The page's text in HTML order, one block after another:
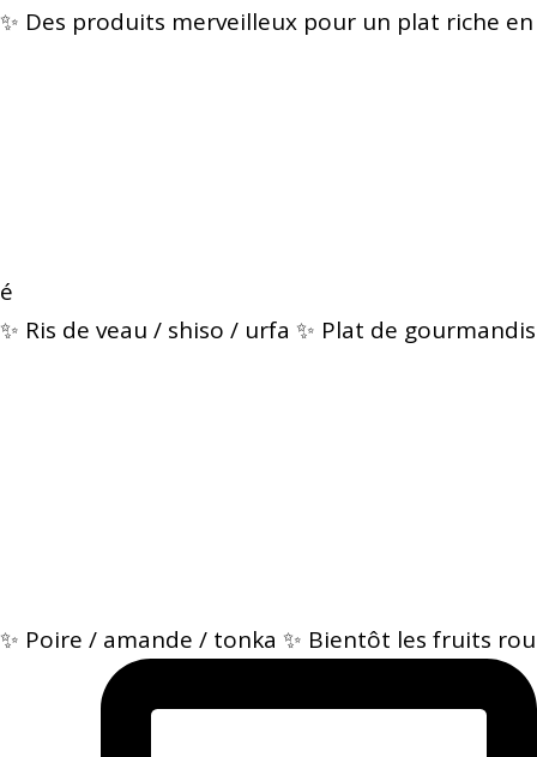
✨ Des produits merveilleux pour un plat riche en
é
✨ Ris de veau / shiso / urfa ✨ Plat de gourmandis
✨ Poire / amande / tonka ✨ Bientôt les fruits rou